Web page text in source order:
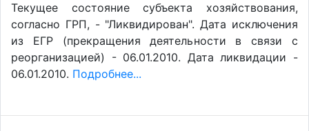
Текущее состояние субъекта хозяйствования,
согласно ГРП, - "Ликвидирован". Дата исключения
из ЕГР (прекращения деятельности в связи с
реорганизацией) - 06.01.2010. Дата ликвидации -
06.01.2010. Подробнее...